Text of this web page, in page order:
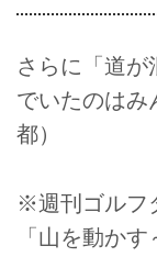
さらに「道が
でいたのはみ
都）
※週刊ゴルフ
「山を動か